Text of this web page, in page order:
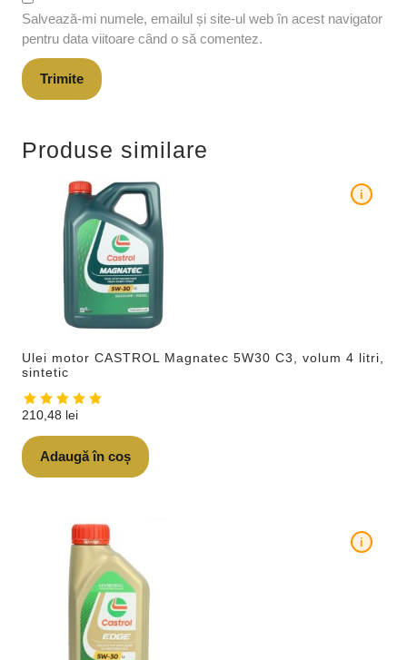
Salvează-mi numele, emailul și site-ul web în acest navigator
pentru data viitoare când o să comentez.
Produse similare
Ulei motor CASTROL Magnatec 5W30 C3, volum 4 litri,
sintetic
i
210,48 lei
Adaugă în coș
i